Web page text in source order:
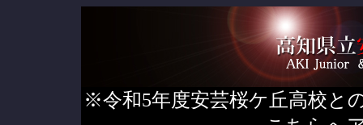
※令和5年度安芸桜ケ丘高校と